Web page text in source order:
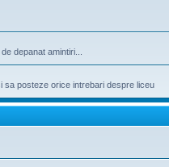
depanat amintiri...
sa posteze orice intrebari despre liceu